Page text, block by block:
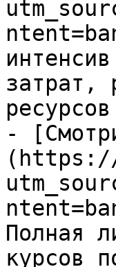
затрат,
-
Полная
курсов